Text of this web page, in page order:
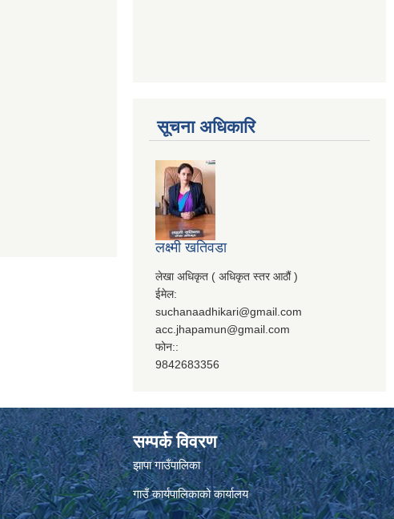
सूचना अधिकारि
लक्ष्मी खतिवडा
लेखा अधिकृत ( अधिकृत स्तर आठौं )
ईमेल:
suchanaadhikari@gmail.com
acc.jhapamun@gmail.com
फोन::
9842683356
सम्पर्क विवरण
झापा गाउँपालिका
गाउँ कार्यपालिकाको कार्यालय